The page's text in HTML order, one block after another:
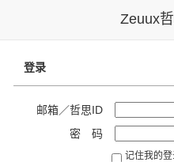
Zeuux
登录
邮箱／哲思ID
密 码
记住我的